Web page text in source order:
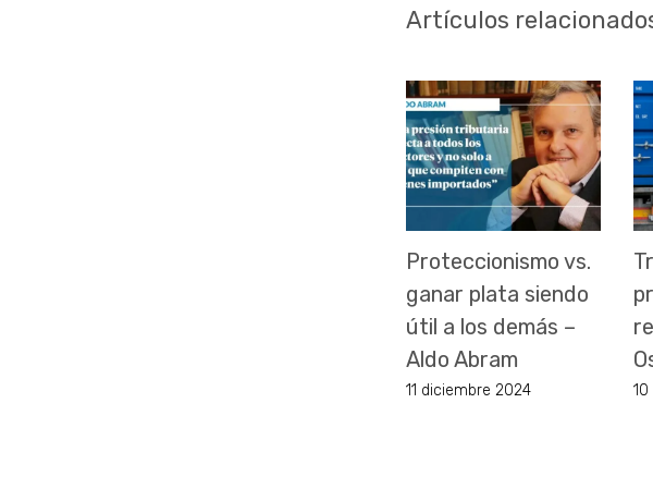
Artículos
Proteccionismo vs.
ganar plata siendo
útil a los demás –
Aldo Abram
11 diciembre 2024